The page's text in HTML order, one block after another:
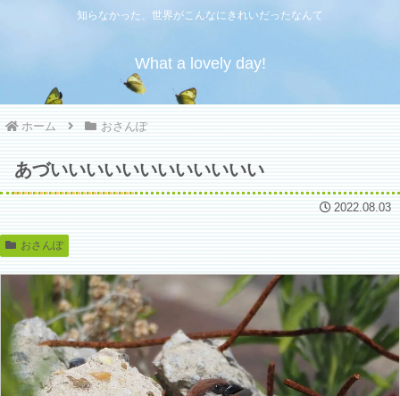
知らなかった、世界がこんなにきれいだったなんて
What a lovely day!
ホーム おさんぽ
あづいいいいいいいいいいいい
2022.08.03
おさんぽ